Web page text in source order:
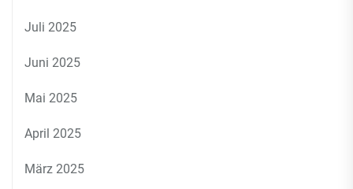
Juli 2025
Juni 2025
Mai 2025
April 2025
März 2025